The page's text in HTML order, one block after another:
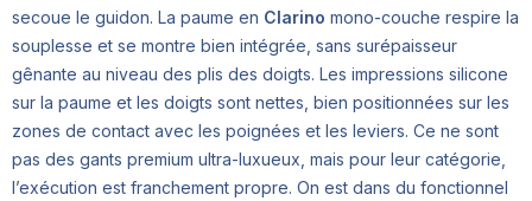
secoue le guidon. La paume en Clarino mono-couche respire la
souplesse et se montre bien intégrée, sans surépaisseur
gênante au niveau des plis des doigts. Les impressions silicone
sur la paume et les doigts sont nettes, bien positionnées sur les
zones de contact avec les poignées et les leviers. Ce ne sont
pas des gants premium ultra-luxueux, mais pour leur catégorie,
l’exécution est franchement propre. On est dans du fonctionnel